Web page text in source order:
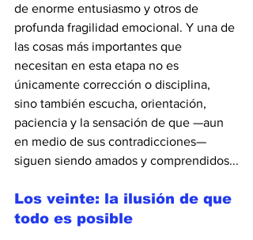
de enorme entusiasmo y otros de
profunda fragilidad emocional. Y una de
las cosas más importantes que
necesitan en esta etapa no es
únicamente corrección o disciplina,
sino también escucha, orientación,
paciencia y la sensación de que —aun
en medio de sus contradicciones—
siguen siendo amados y comprendidos...
Los veinte: la ilusión de que
todo es posible